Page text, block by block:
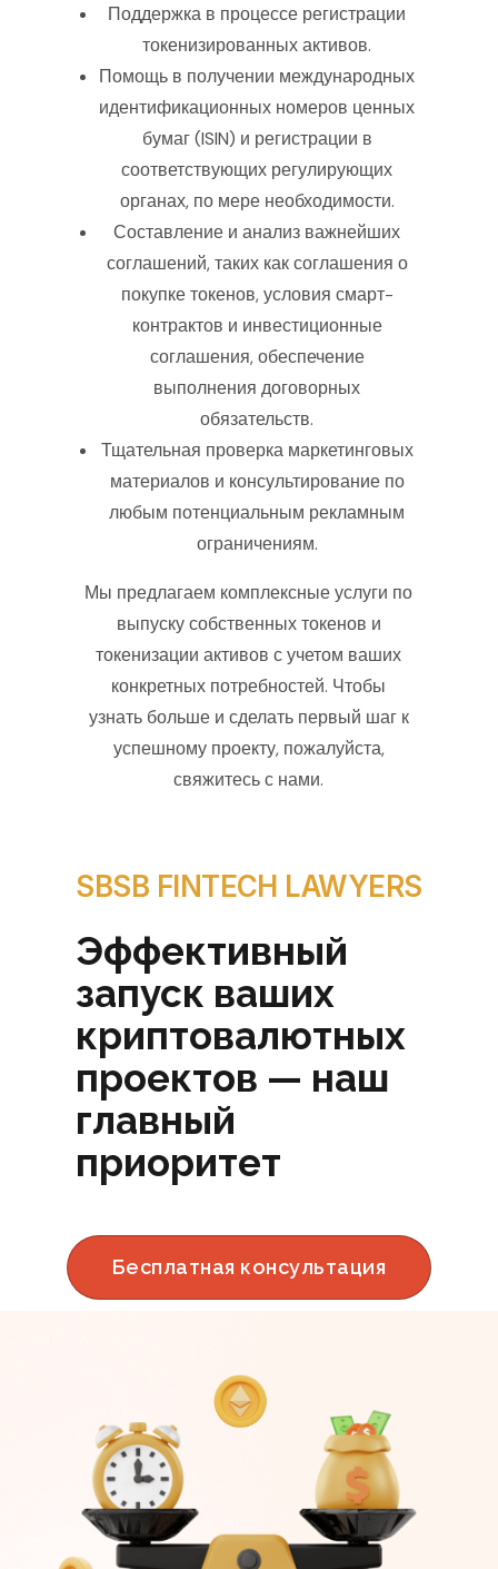
Поддержка в процессе регистрации
токенизированных активов.
Помощь в получении международных
идентификационных номеров ценных
бумаг (ISIN) и регистрации в
соответствующих регулирующих
органах, по мере необходимости.
Составление и анализ важнейших
соглашений, таких как соглашения о
покупке токенов, условия смарт-
контрактов и инвестиционные
соглашения, обеспечение
выполнения договорных
обязательств.
Тщательная проверка маркетинговых
материалов и консультирование по
любым потенциальным рекламным
ограничениям.
Мы предлагаем комплексные услуги по
выпуску собственных токенов и
токенизации активов с учетом ваших
конкретных потребностей. Чтобы
узнать больше и сделать первый шаг к
успешному проекту, пожалуйста,
свяжитесь с нами.
SBSB FINTECH LAWYERS
Эффективный
запуск ваших
криптовалютных
проектов — наш
главный
приоритет
Бесплатная консультация